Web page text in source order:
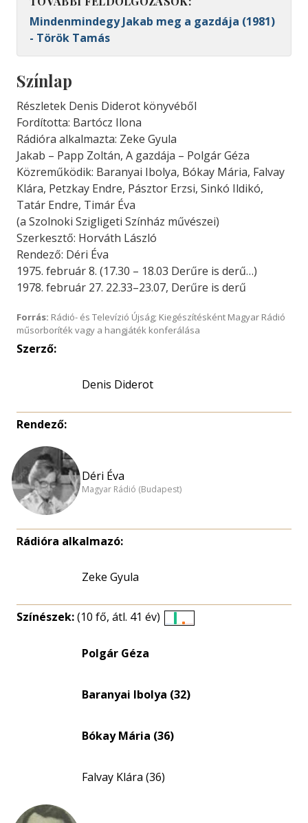
Mindenmindegy Jakab meg a gazdája (1981)
- Török Tamás
Színlap
Részletek Denis Diderot könyvéből
Fordította: Bartócz Ilona
Rádióra alkalmazta: Zeke Gyula
Jakab – Papp Zoltán, A gazdája – Polgár Géza
Közreműködik: Baranyai Ibolya, Bókay Mária, Falvay
Klára, Petzkay Endre, Pásztor Erzsi, Sinkó Ildikó,
Tatár Endre, Timár Éva
(a Szolnoki Szigligeti Színház művészei)
Szerkesztő: Horváth László
Rendező: Déri Éva
1975. február 8. (17.30 – 18.03 Derűre is derű…)
1978. február 27. 22.33–23.07, Derűre is derű
Forrás: Rádió- és Televízió Újság; Kiegészítésként Magyar Rádió
műsorboríték vagy a hangjáték konferálása
Szerző:
Denis Diderot
Rendező:
Déri Éva
Magyar Rádió (Budapest)
Rádióra alkalmazó:
Zeke Gyula
Színészek:(10 fő, átl. 41 év)
Polgár Géza
Baranyai Ibolya (32)
Bókay Mária (36)
Falvay Klára (36)